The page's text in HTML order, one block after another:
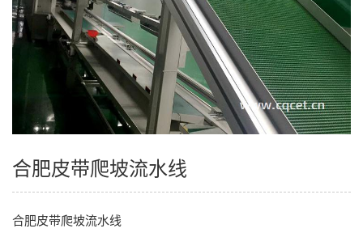
合肥皮带爬坡流水线
合肥皮带爬坡流水线